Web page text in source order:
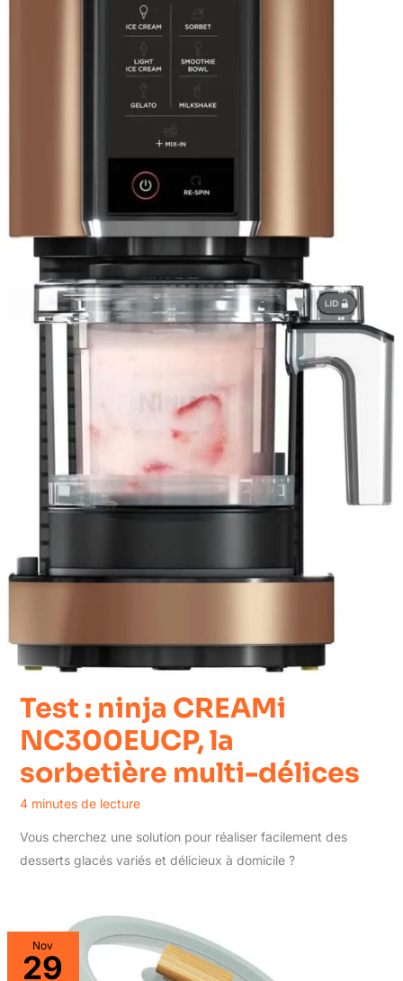
Test : ninja CREAMi
NC300EUCP, la
sorbetière multi-délices
4 minutes de lecture
Vous cherchez une solution pour réaliser facilement des
desserts glacés variés et délicieux à domicile ?
Nov
29